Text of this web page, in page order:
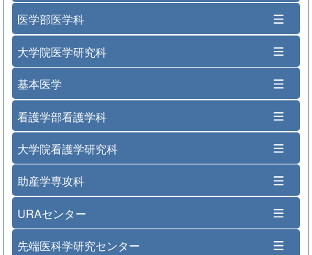
医学部医学科
大学院医学研究科
基本医学
看護学部看護学科
大学院看護学研究科
助産学専攻科
URAセンター
先端医科学研究センター